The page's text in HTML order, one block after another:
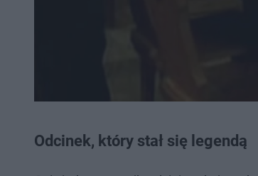
Odcinek, który stał się legendą